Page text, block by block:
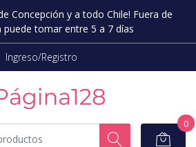
Concepción y a todo Chile! Fuera de
puede tomar entre 5 a 7 días
Ingreso/Registro
0